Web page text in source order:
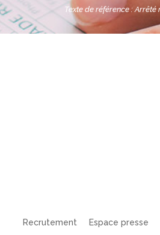
Texte de référence :
Recrutement Espace presse